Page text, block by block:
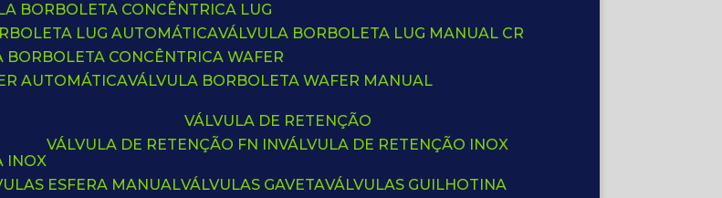
BORBOLETA CONCÊNTRICA LUG
LUG AUTOMÁTICA VÁLVULA BORBOLETA LUG MANUAL CR
BORBOLETA CONCÊNTRICA WAFER
AUTOMÁTICA VÁLVULA BORBOLETA WAFER MANUAL
INOX
VÁLVULA DE RETENÇÃO
VÁLVULA DE RETENÇÃO FN IN VÁLVULA DE RETENÇÃO INOX
ESFERA MANUAL VÁLVULAS GAVETA VÁLVULAS GUILHOTINA